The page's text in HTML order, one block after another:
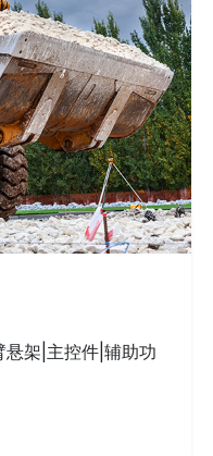
架|主控件|辅助功